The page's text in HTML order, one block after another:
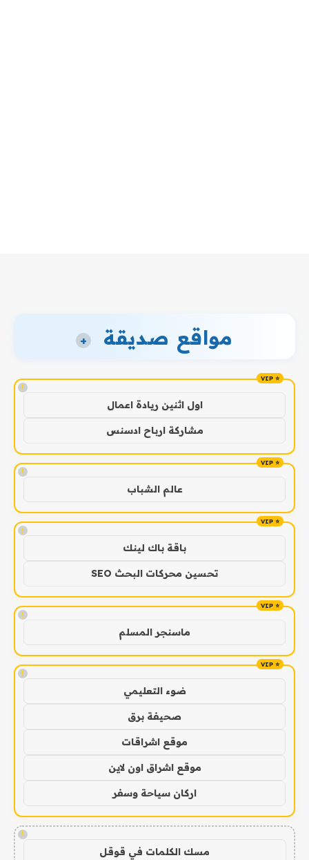
مواقع صديقة +
!
اول اثنين ريادة اعمال
مشاركة ارباح ادسنس
!
عالم الشباب
!
باقة باك لينك
تحسين محركات البحث SEO
!
ماسنجر المسلم
!
ضوء التعليمي
صحيفة برق
موقع اشراقات
موقع اشراق اون لاين
اركان سياحة وسفر
!
مسك الكلمات في قوقل